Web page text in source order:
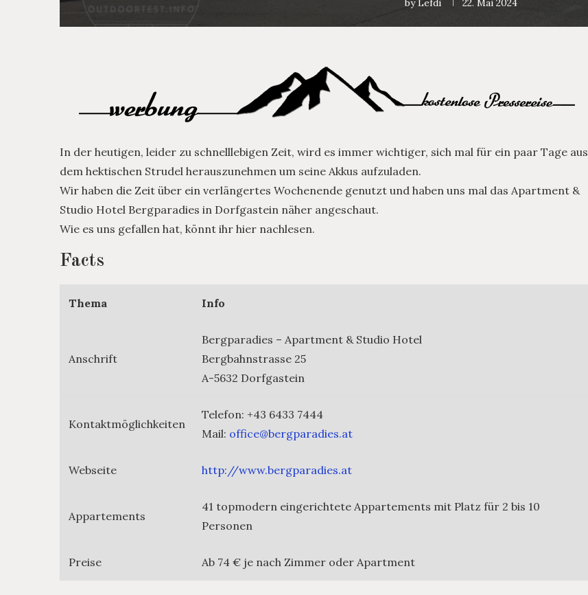
byLefdi 22. Mai 2024
In der heutigen, leider zu schnelllebigen Zeit, wird es immer wichtiger, sich mal für ein paar Tage aus
dem hektischen Strudel herauszunehmen um seine Akkus aufzuladen.
Wir haben die Zeit über ein verlängertes Wochenende genutzt und haben uns mal das Apartment &
Studio Hotel Bergparadies in Dorfgastein näher angeschaut.
Wie es uns gefallen hat, könnt ihr hier nachlesen.
Facts
Thema Info
Anschrift
Bergparadies – Apartment & Studio Hotel
Bergbahnstrasse 25
A-5632 Dorfgastein
Kontaktmöglichkeiten
Telefon: +43 6433 7444
Mail: office@bergparadies.at
Webseite http://www.bergparadies.at
Appartements
41 topmodern eingerichtete Appartements mit Platz für 2 bis 10
Personen
Preise Ab 74 € je nach Zimmer oder Apartment